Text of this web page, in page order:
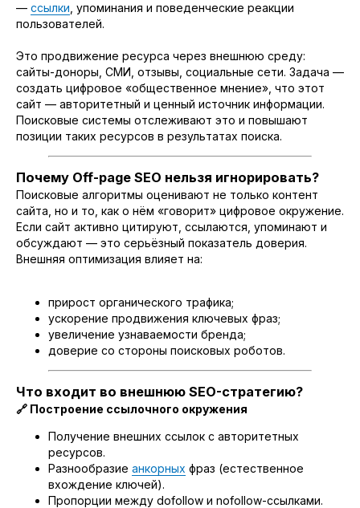
— ссылки , упоминания и поведенческие реакции
пользователей.
Это продвижение ресурса через внешнюю среду:
сайты-доноры, СМИ, отзывы, социальные сети. Задача —
создать цифровое «общественное мнение», что этот
сайт — авторитетный и ценный источник информации.
Поисковые системы отслеживают это и повышают
позиции таких ресурсов в результатах поиска.
Почему Off-page SEO нельзя игнорировать?
Поисковые алгоритмы оценивают не только контент
сайта, но и то, как о нём «говорит» цифровое окружение.
Если сайт активно цитируют, ссылаются, упоминают и
обсуждают — это серьёзный показатель доверия.
Внешняя оптимизация влияет на:
прирост органического трафика;
ускорение продвижения ключевых фраз;
увеличение узнаваемости бренда;
доверие со стороны поисковых роботов.
Что входит во внешнюю SEO-стратегию?
🔗 Построение ссылочного окружения
Получение внешних ссылок с авторитетных
ресурсов.
Разнообразие анкорных фраз (естественное
вхождение ключей).
Пропорции между dofollow и nofollow-ссылками.